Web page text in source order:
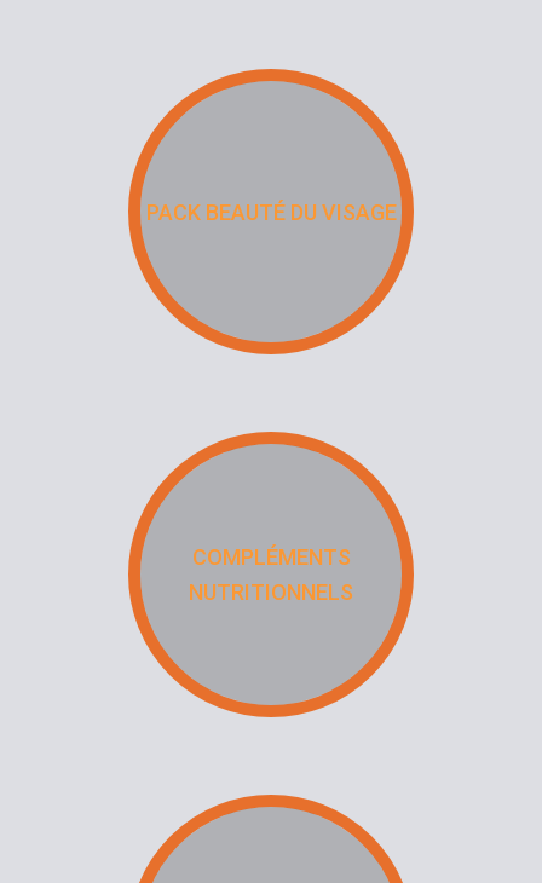
PACK BEAUTÉ DU VISAGE
COMPLÉMENTS
NUTRITIONNELS